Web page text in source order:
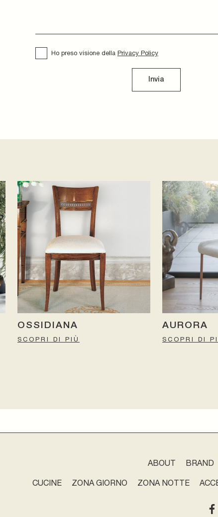
Ho preso visione della Privacy Policy
Invia
OSSIDIANA
SCOPRI DI PIÙ
AURORA
SCOPRI DI
ABOUT BRAND
CUCINE ZONA GIORNO ZONA NOTTE